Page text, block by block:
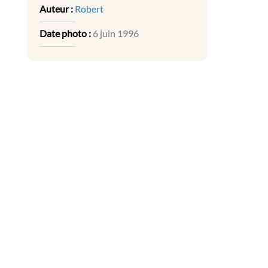
Auteur : Robert
Date photo : 6 juin 1996